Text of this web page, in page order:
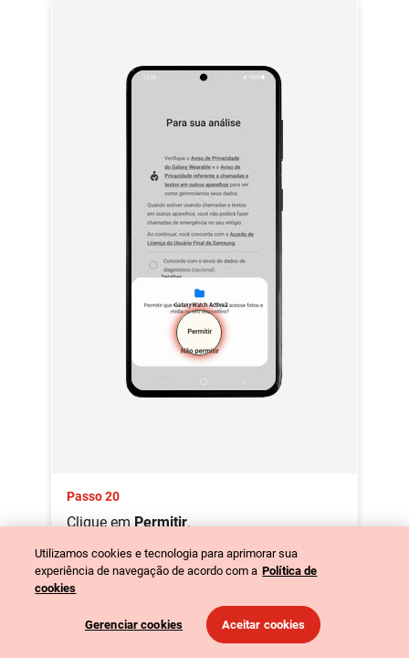
Passo 20
Clique em Permitir.
Utilizamos cookies e tecnologia para aprimorar sua
experiência de navegação de acordo com a Política de
cookies
Gerenciar cookies Aceitar cookies